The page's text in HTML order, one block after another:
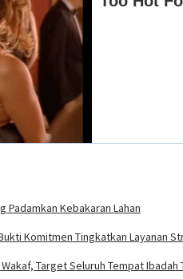
Kebakaran Lahan
Komitmen Tingkatkan Layanan
Target Seluruh Tempat Ibadah